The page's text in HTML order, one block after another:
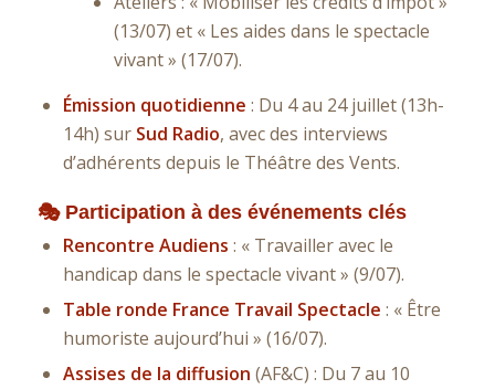
(13/07) et « Les aides dans le spectacle
vivant » (17/07).
Émission quotidienne : Du 4 au 24 juillet (13h-
14h) sur Sud Radio, avec des interviews
d’adhérents depuis le Théâtre des Vents.
🎭 Participation à des événements clés
Rencontre Audiens : « Travailler avec le
handicap dans le spectacle vivant » (9/07).
Table ronde France Travail Spectacle : « Être
humoriste aujourd’hui » (16/07).
Assises de la diffusion (AF&C) : Du 7 au 10